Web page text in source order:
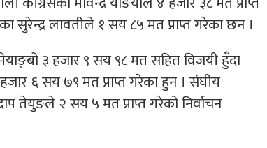
सुरेन्द्र लावतीले १ सय ८५ मत प्राप्त गरेका छन ।
३ हजार ९ सय ९८ मत सहित विजयी हुँदा
६ सय ७९ मत प्राप्त गरेका हुन । संघीय
तेयुङले २ सय ५ मत प्राप्त गरेको निर्वाचन